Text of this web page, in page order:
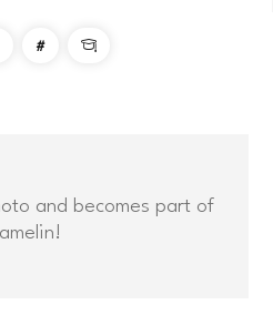
# 
and becomes part of